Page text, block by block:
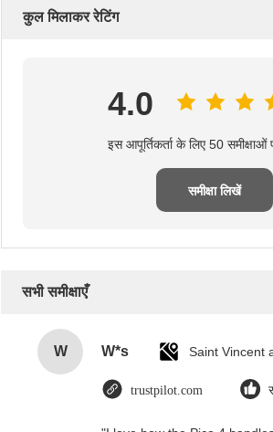
कुल मिलाकर रेटिंग
4.0
इस आपूर्तिकर्ता के लिए 50 समीक्षाओं
समीक्षा लिखें
सभी समीक्षाएँ
W W*s
trustpilot.com